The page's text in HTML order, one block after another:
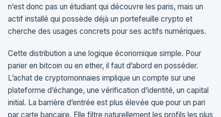
n’est donc pas un étudiant qui découvre les paris, mais un
actif installé qui possède déjà un portefeuille crypto et
cherche des usages concrets pour ses actifs numériques.
Cette distribution a une logique économique simple. Pour
parier en bitcoin ou en ether, il faut d’abord en posséder.
L’achat de cryptomonnaies implique un compte sur une
plateforme d’échange, une vérification d’identité, un capital
initial. La barrière d’entrée est plus élevée que pour un pari
par carte bancaire. Elle filtre naturellement les profils les plus